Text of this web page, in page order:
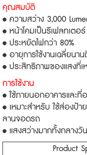
คุณสมบัติ
• ความสว่าง 3,000
• หน้าโคมเป็นรีเฟลทเตอ
• ประหยัดไฟกว่า 80%
• อายุการใช้งานเฉลี่ยนา
• ประสิทธิภาพของแสงที่เ
การใช้งาน
• ใช้ภายนอกอาคารและ
• เหมาะสำหรับ ใช้ส่องป้
ลานจอดรถ
• แสงสว่างมากทั้งกลางวั
Product